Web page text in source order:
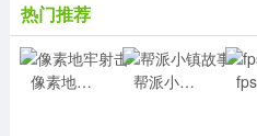
热门推荐
像素地牢射击 帮派小镇故事